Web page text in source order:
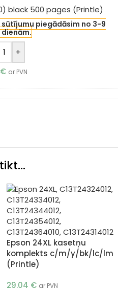
pages
(Printle)
black 500 pages (Printle)
piegādāsim no 3-9
+
€ ar PVN
Epson 24XL kasetņu
komplekts c/m/y/bk/lc/lm
(Printle)
29.04 € ar PVN